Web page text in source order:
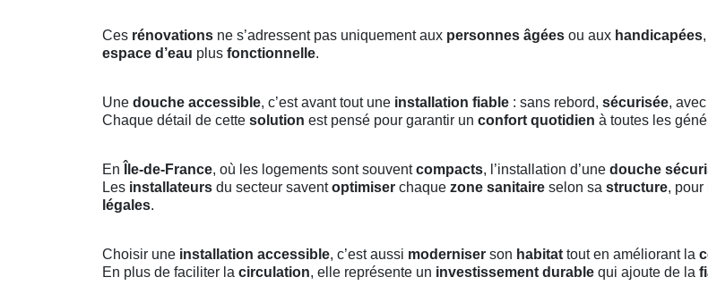
Ces rénovations ne s’adressent pas uniquement aux personnes âgées ou aux handicapées
espace d’eau plus fonctionnelle.
Une douche accessible, c’est avant tout une installation fiable : sans rebord, sécurisée, avec
Chaque détail de cette solution est pensé pour garantir un confort quotidien à toutes les
En Île-de-France, où les logements sont souventcompacts, l’installation d’une douche
Les installateurs du secteur saventoptimiser chaque zone sanitaire selon sa structure, pour
légales.
Choisir une installation accessible, c’est aussi moderniser son habitat tout en améliorant la
En plus de faciliter la circulation, elle représente un investissement durable qui ajoute de la